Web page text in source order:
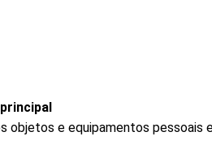
objetos e equipamentos